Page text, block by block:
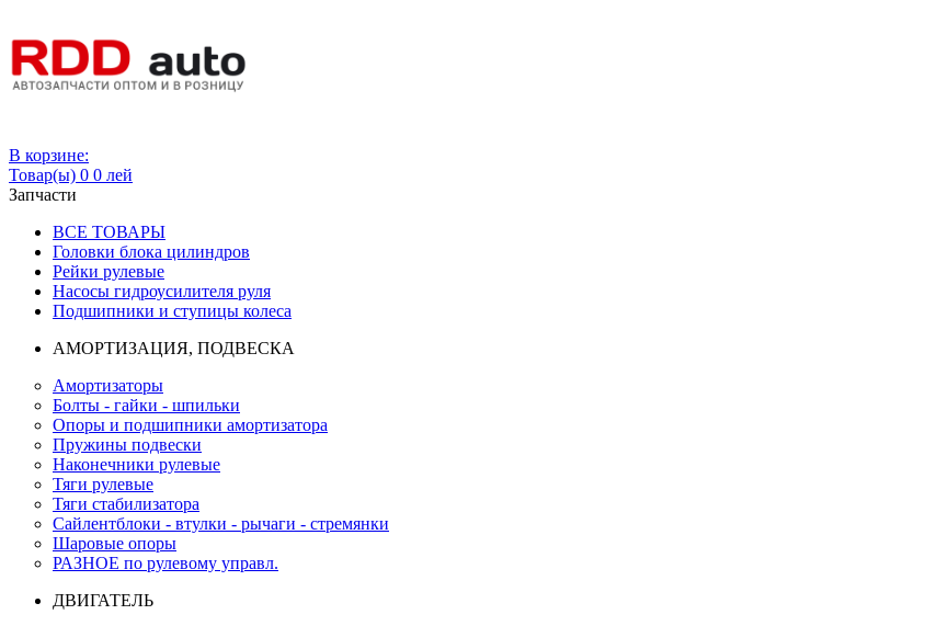
В корзине:
Товар(ы) 0 0 лей
Запчасти
ВСЕ ТОВАРЫ
Головки блока цилиндров
Рейки рулевые
Насосы гидроусилителя руля
Подшипники и ступицы колеса
АМОРТИЗАЦИЯ, ПОДВЕСКА
Амортизаторы
Болты - гайки - шпильки
Опоры и подшипники амортизатора
Пружины подвески
Наконечники рулевые
Тяги рулевые
Тяги стабилизатора
Сайлентблоки - втулки - рычаги - стремянки
Шаровые опоры
РАЗНОЕ по рулевому управл.
ДВИГАТЕЛЬ